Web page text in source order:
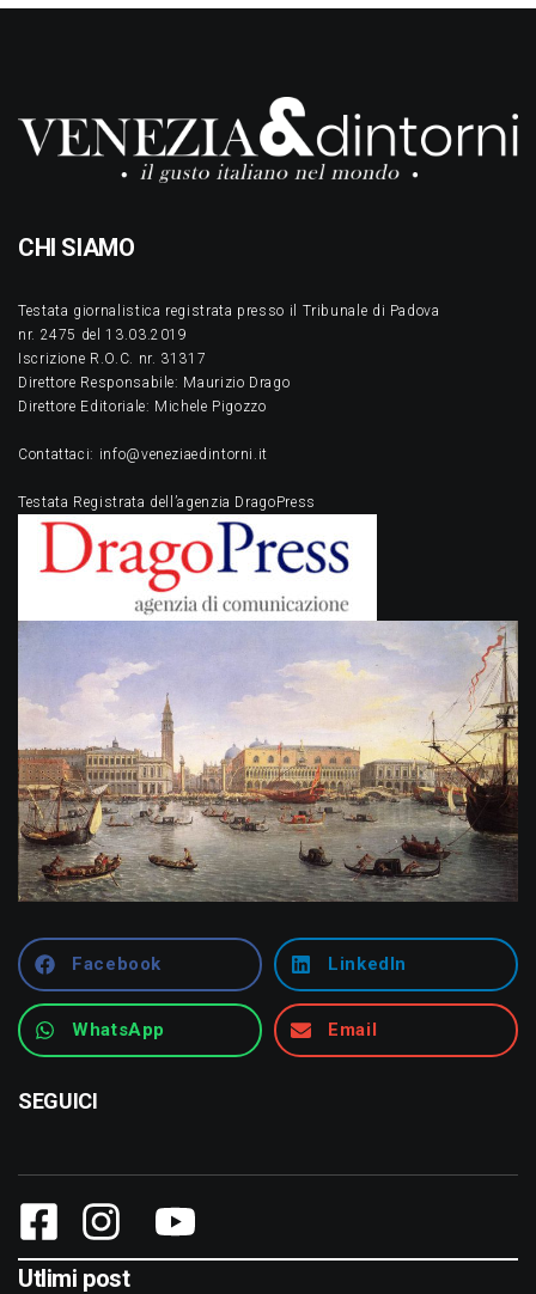
CHI SIAMO
Testata giornalistica registrata presso il Tribunale di Padova
nr. 2475 del 13.03.2019
Iscrizione R.O.C. nr. 31317
Direttore Responsabile: Maurizio Drago
Direttore Editoriale: Michele Pigozzo
Contattaci: info@veneziaedintorni.it
Testata Registrata dell’agenzia DragoPress
Facebook LinkedIn
WhatsApp Email
SEGUICI
Utlimi post